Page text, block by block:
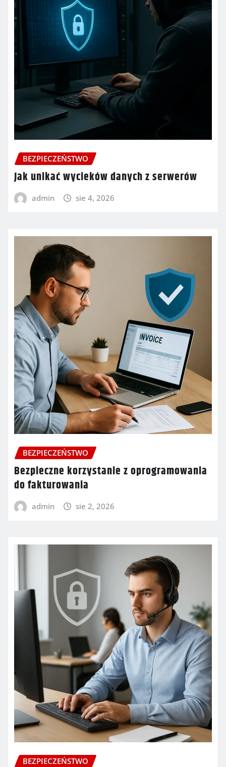
BEZPIECZEŃSTWO
Jak unikać wycieków danych z serwerów
admin sie 4, 2026
BEZPIECZEŃSTWO
Bezpieczne korzystanie z oprogramowania
do fakturowania
admin sie 2, 2026
BEZPIECZEŃSTWO